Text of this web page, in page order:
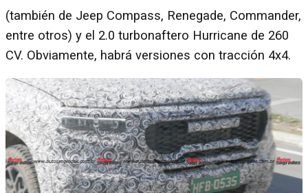
(también de Jeep Compass, Renegade, Commander,
entre otros) y el 2.0 turbonaftero Hurricane de 260
CV. Obviamente, habrá versiones con tracción 4x4.